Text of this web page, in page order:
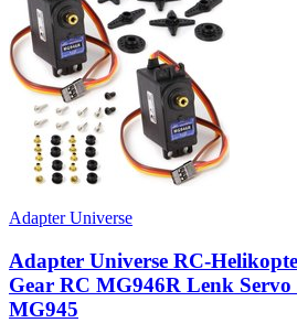
Adapter Universe
Adapter Universe RC-
Gear RC MG946R Lenk
MG945